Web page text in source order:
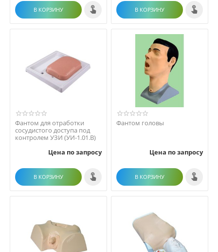
В КОРЗИНУ В КОРЗИНУ
Фантом для отработки
сосудистого доступа под
контролем УЗИ (УИ-1.01.В)
Цена по запросу
В КОРЗИНУ
Фантом головы
Цена по запросу
В КОРЗИНУ